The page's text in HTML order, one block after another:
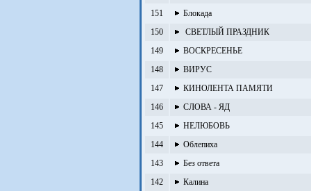
151
Блокада
150
СВЕТЛЫЙ ПРАЗДНИК
149
ВОСКРЕСЕНЬЕ
148
ВИРУС
147
КИНОЛЕНТА ПАМЯТИ
146
СЛОВА - ЯД
145
НЕЛЮБОВЬ
144
Облепиха
143
Без ответа
142
Калина